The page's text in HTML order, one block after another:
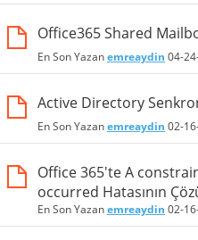
Office365 Shared
En Son Yazanemreaydin 04-
Active Directory
En Son Yazanemreaydin 02-
Office 365'te A
occurred Hatasının
En Son Yazanemreaydin 02-